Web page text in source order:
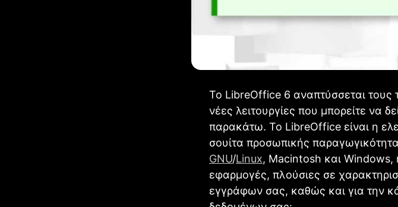
Το LibreOffice 6 αναπτύσσεται τους
νέες λειτουργίες που μπορείτε να
παρακάτω. To LibreOffice είναι η
σουίτα προσωπικής
GNU/Linux, Macintosh και Windows,
εφαρμογές, πλούσιες σε
εγγράφων σας, καθώς και για την